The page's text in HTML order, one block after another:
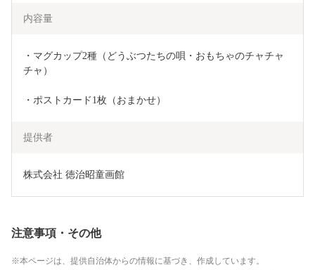
内容量
・マグカップ2種（どうぶつたちの唄・おもちゃのチャチャ
チャ）
・ポストカード1枚（おまかせ）
提供者
株式会社 徳治昭童画館
注意事項・その他
本ページは、提供自治体からの情報に基づき、作成しています。